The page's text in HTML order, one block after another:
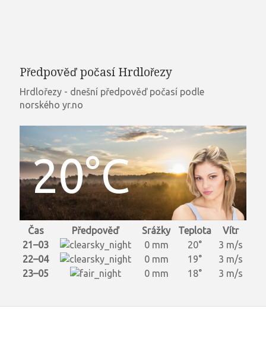
Předpověď počasí Hrdlořezy
Hrdlořezy - dnešní předpověď počasí podle
norského yr.no
20°C
Čas Předpověď Srážky Teplota
Vítr
21–03
0 mm 20°
3 m/s
22–04
0 mm 19°
3 m/s
23–05
0 mm 18° 3 m/s